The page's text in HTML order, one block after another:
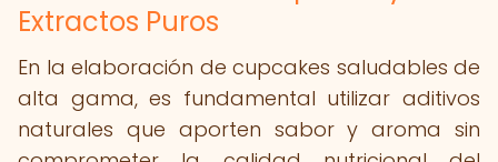
Extractos Puros
En la elaboración de cupcakes saludables de
alta gama, es fundamental utilizar aditivos
naturales que aporten sabor y aroma sin